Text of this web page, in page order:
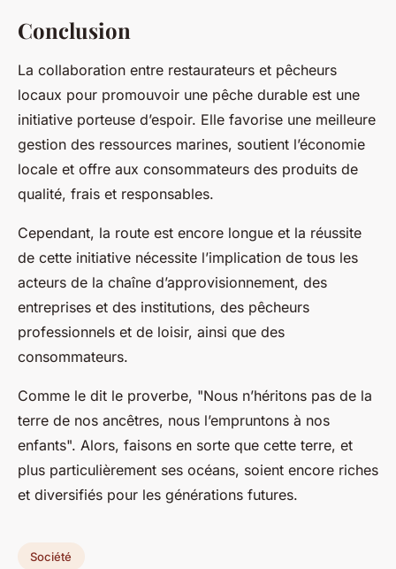
Conclusion
La collaboration entre restaurateurs et pêcheurs
locaux pour promouvoir une pêche durable est une
initiative porteuse d’espoir. Elle favorise une meilleure
gestion des ressources marines, soutient l’économie
locale et offre aux consommateurs des produits de
qualité, frais et responsables.
Cependant, la route est encore longue et la réussite
de cette initiative nécessite l’implication de tous les
acteurs de la chaîne d’approvisionnement, des
entreprises et des institutions, des pêcheurs
professionnels et de loisir, ainsi que des
consommateurs.
Comme le dit le proverbe, "Nous n’héritons pas de la
terre de nos ancêtres, nous l’empruntons à nos
enfants". Alors, faisons en sorte que cette terre, et
plus particulièrement ses océans, soient encore riches
et diversifiés pour les générations futures.
Société